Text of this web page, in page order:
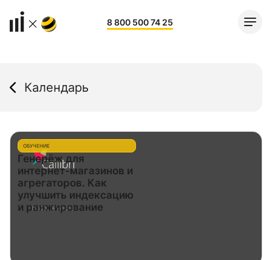
8 800 500 74 25
Календарь
ОБУЧЕНИЕ
Генерёж для
интернет-магазинов и
агрегаторов. Как
улучшить индексацию
и ранжирование